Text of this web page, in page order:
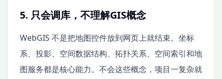
5. 只会调库，不理解GIS概念
WebGIS 不是把地图控件放到网页上就结束。坐标
系、投影、空间数据结构、拓扑关系、空间索引和地
图服务都是核心能力。不会这些概念，项目一复杂就